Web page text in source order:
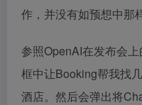
作，并没有如预想中那
参照OpenAI在发布会
框中让Booking帮我找
酒店。然后会弹出将